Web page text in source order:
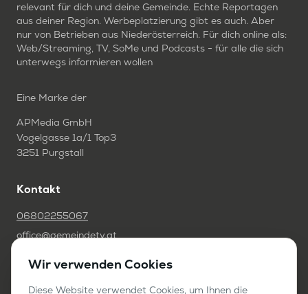
relevant für dich und deine Gemeinde. Echte Reportagen
aus deiner Region. Werbeplatzierung gibt es auch. Aber
nur von Betrieben aus Niederösterreich. Für dich online als:
Web/Streaming, TV, SoMe und Podcasts - für alle die sich
unterwegs informieren wollen
Eine Marke der
APMedia GmbH
Vogelgasse 1a/1 Top3
3251 Purgstall
Kontakt
06802255067
office@gemeindetv.at
FAQ
IMPRESSUM
Wir verwenden Cookies
Diese Website verwendet Cookies, um Ihnen die